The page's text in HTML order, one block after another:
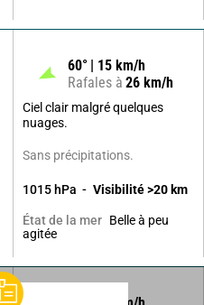
60° 15 km/h
Rafales à 26 km/h
Ciel clair malgré quelques
nuages.
Sans précipitations.
1015 hPa Visibilité >20 km
État de la mer Belle à peu
agitée